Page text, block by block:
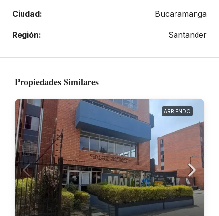
Ciudad: Bucaramanga
Región: Santander
Propiedades Similares
ARRIENDO